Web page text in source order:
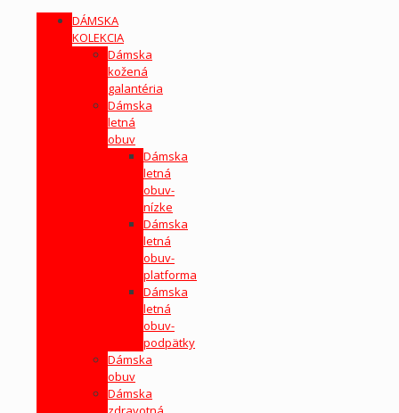
DÁMSKA
KOLEKCIA
Dámska
kožená
galantéria
Dámska
letná
obuv
Dámska
letná
obuv-
nízke
Dámska
letná
obuv-
platforma
Dámska
letná
obuv-
podpätky
Dámska
obuv
Dámska